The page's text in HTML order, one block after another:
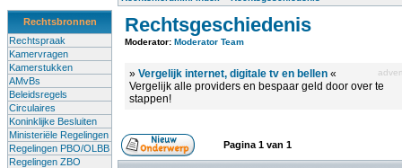
Rechtsbronnen
Rechtspraak
Kamervragen
Kamerstukken
AMvBs
Beleidsregels
Circulaires
Koninklijke Besluiten
Ministeriële Regelingen
Regelingen PBO/OLBB
Regelingen ZBO
Rechtsgeschiedenis
Moderator: Moderator Team
» Vergelijk internet, digitale tv en bellen «
Vergelijk alle providers en bespaar geld door over te
stappen!
Pagina 1 van 1